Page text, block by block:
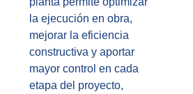
la ejecución en obra,
mejorar la eficiencia
constructiva y aportar
mayor control en cada
etapa del proyecto,